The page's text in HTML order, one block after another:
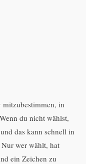
mitzubestimmen, in
du nicht wählst,
das kann schnell in
wer wählt, hat
ein Zeichen zu